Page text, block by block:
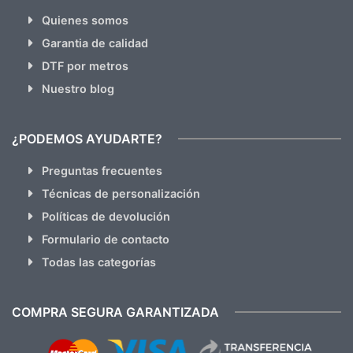
Quienes somos
Garantia de calidad
DTF por metros
Nuestro blog
¿PODEMOS AYUDARTE?
Preguntas frecuentes
Técnicas de personalización
Políticas de devolución
Formulario de contacto
Todas las categorías
COMPRA SEGURA GARANTIZADA